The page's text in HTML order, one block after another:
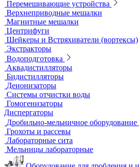
Электрохимическое оборудование
pH-метры
Иономеры
Кислородомеры
Кондуктометры
Лабораторные электроды
Мультипараметровые приборы
ОВП-метры
Оксиметры
Промышленные электроды
Перемешивающие устройства
Верхнеприводные мешалки
Магнитные мешалки
Центрифуги
Шейкеры и Встряхиватели (вортексы)
Экстракторы